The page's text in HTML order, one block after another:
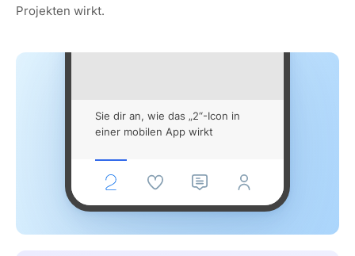
Projekten wirkt.
Sie dir an, wie das „2“-Icon in
einer mobilen App wirkt